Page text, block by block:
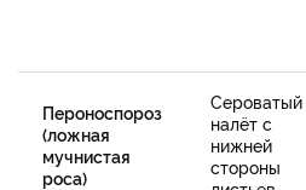
Пероноспороз
(ложная
мучнистая
роса)
Сероватый
налёт с
нижней
стороны